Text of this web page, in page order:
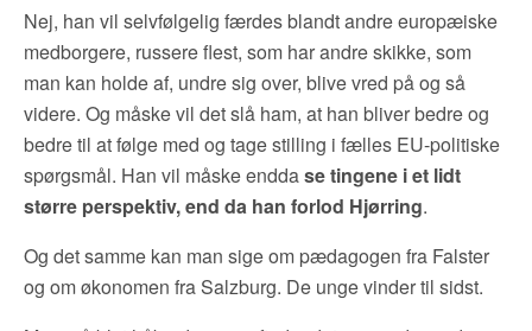
Nej, han vil selvfølgelig færdes blandt andre europæiske
medborgere, russere flest, som har andre skikke, som
man kan holde af, undre sig over, blive vred på og så
videre. Og måske vil det slå ham, at han bliver bedre og
bedre til at følge med og tage stilling i fælles EU-politiske
spørgsmål. Han vil måske enddase tingene i et lidt
større perspektiv, end da han forlod Hjørring.
Og det samme kan man sige om pædagogen fra Falster
og om økonomen fra Salzburg. De unge vinder til sidst.